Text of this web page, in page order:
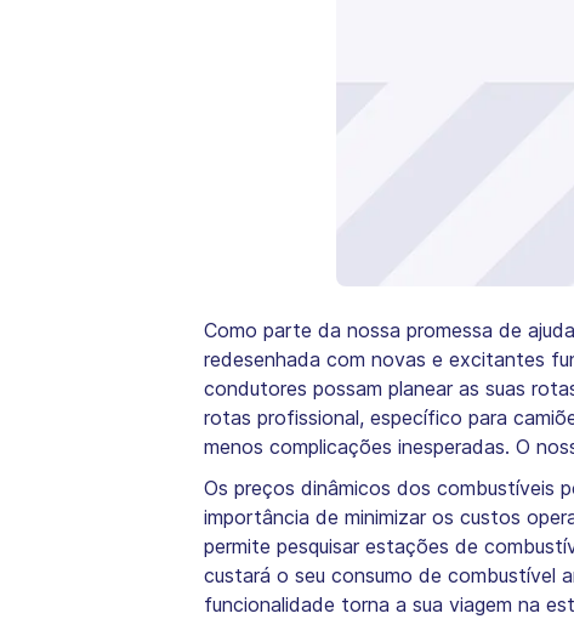
Como parte da nossa promessa de
redesenhada com novas e excitantes
condutores possam planear as suas
rotas profissional, específico para
menos complicações inesperadas. O
Os preços dinâmicos dos combustíveis
importância de minimizar os custos
permite pesquisar estações de
custará o seu consumo de combustível
funcionalidade torna a sua viagem na